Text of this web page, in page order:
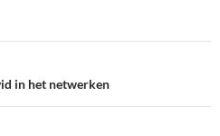
in het netwerken